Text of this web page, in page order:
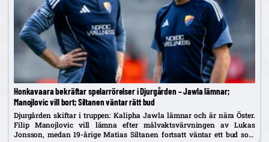
Honkavaara bekräftar spelarrörelser i Djurgården – Jawla lämnar;
Manojlovic vill bort; Siltanen väntar rätt bud
Djurgården skiftar i truppen: Kalipha Jawla lämnar och är nära Öster.
Filip Manojlovic vill lämna efter målvaktsvärvningen av Lukas
Jonsson, medan 19-årige Matias Siltanen fortsatt väntar ett bud som